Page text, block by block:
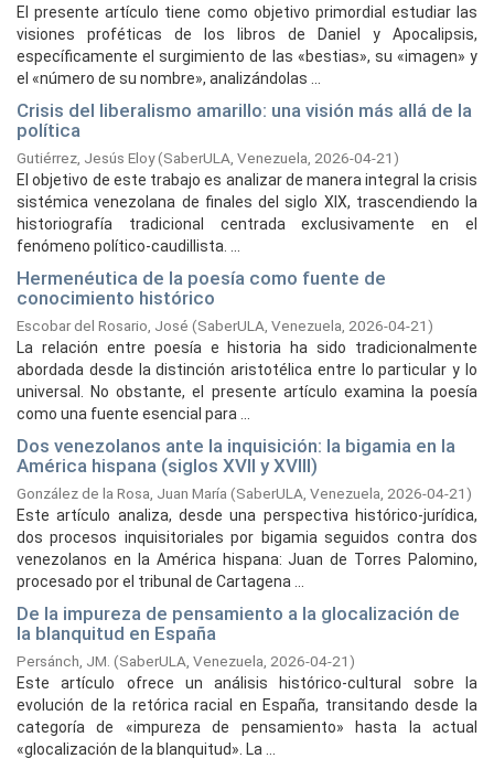
El presente artículo tiene como objetivo primordial estudiar las
visiones proféticas de los libros de Daniel y Apocalipsis,
específicamente el surgimiento de las «bestias», su «imagen» y
el «número de su nombre», analizándolas ...
Crisis del liberalismo amarillo: una visión más allá de la
política
Gutiérrez, Jesús Eloy(SaberULA, Venezuela, 2026-04-21)
El objetivo de este trabajo es analizar de manera integral la crisis
sistémica venezolana de finales del siglo XIX, trascendiendo la
historiografía tradicional centrada exclusivamente en el
fenómeno político-caudillista. ...
Hermenéutica de la poesía como fuente de
conocimiento histórico
Escobar del Rosario, José (SaberULA, Venezuela, 2026-04-21)
La relación entre poesía e historia ha sido tradicionalmente
abordada desde la distinción aristotélica entre lo particular y lo
universal. No obstante, el presente artículo examina la poesía
como una fuente esencial para ...
Dos venezolanos ante la inquisición: la bigamia en la
América hispana (siglos XVII y XVIII)
González de la Rosa, Juan María (SaberULA, Venezuela, 2026-04-21)
Este artículo analiza, desde una perspectiva histórico-jurídica,
dos procesos inquisitoriales por bigamia seguidos contra dos
venezolanos en la América hispana: Juan de Torres Palomino,
procesado por el tribunal de Cartagena ...
De la impureza de pensamiento a la glocalización de
la blanquitud en España
Persánch, JM. (SaberULA, Venezuela, 2026-04-21)
Este artículo ofrece un análisis histórico-cultural sobre la
evolución de la retórica racial en España, transitando desde la
categoría de «impureza de pensamiento» hasta la actual
«glocalización de la blanquitud». La ...